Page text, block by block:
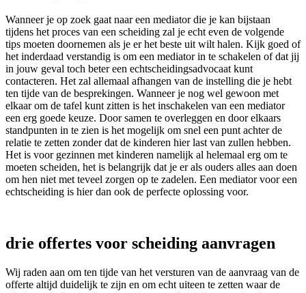
Wanneer je op zoek gaat naar een mediator die je kan bijstaan
tijdens het proces van een scheiding zal je echt even de volgende
tips moeten doornemen als je er het beste uit wilt halen. Kijk goed of
het inderdaad verstandig is om een mediator in te schakelen of dat jij
in jouw geval toch beter een echtscheidingsadvocaat kunt
contacteren. Het zal allemaal afhangen van de instelling die je hebt
ten tijde van de besprekingen. Wanneer je nog wel gewoon met
elkaar om de tafel kunt zitten is het inschakelen van een mediator
een erg goede keuze. Door samen te overleggen en door elkaars
standpunten in te zien is het mogelijk om snel een punt achter de
relatie te zetten zonder dat de kinderen hier last van zullen hebben.
Het is voor gezinnen met kinderen namelijk al helemaal erg om te
moeten scheiden, het is belangrijk dat je er als ouders alles aan doen
om hen niet met teveel zorgen op te zadelen. Een mediator voor een
echtscheiding is hier dan ook de perfecte oplossing voor.
drie offertes voor scheiding aanvragen
Wij raden aan om ten tijde van het versturen van de aanvraag van de
offerte altijd duidelijk te zijn en om echt uiteen te zetten waar de